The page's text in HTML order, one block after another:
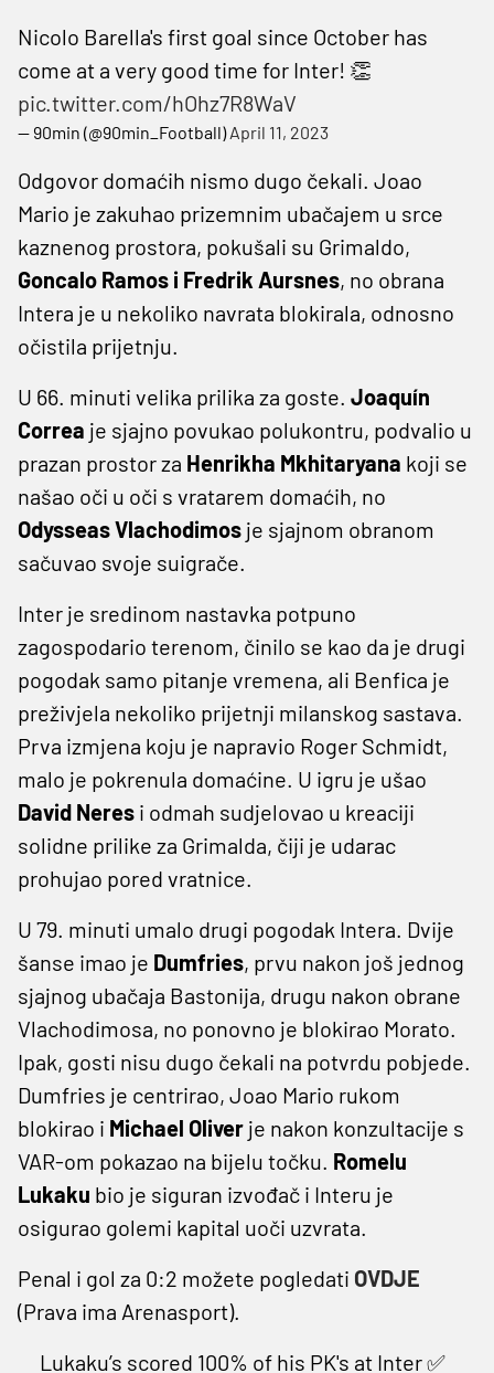
Nicolo Barella's first goal since October has
come at a very good time for Inter! 👏
pic.twitter.com/hOhz7R8WaV
— 90min (@90min_Football)April 11, 2023
Odgovor domaćih nismo dugo čekali. Joao
Mario je zakuhao prizemnim ubačajem u srce
kaznenog prostora, pokušali su Grimaldo,
Goncalo Ramos i Fredrik Aursnes, no obrana
Intera je u nekoliko navrata blokirala, odnosno
očistila prijetnju.
U 66. minuti velika prilika za goste. Joaquín
Correa je sjajno povukao polukontru, podvalio u
prazan prostor za Henrikha Mkhitaryana koji se
našao oči u oči s vratarem domaćih, no
OdysseasVlachodimos je sjajnom obranom
sačuvao svoje suigrače.
Inter je sredinom nastavka potpuno
zagospodario terenom, činilo se kao da je drugi
pogodak samo pitanje vremena, ali Benfica je
preživjela nekoliko prijetnji milanskog sastava.
Prva izmjena koju je napravio Roger Schmidt,
malo je pokrenula domaćine. U igru je ušao
David Neres i odmah sudjelovao u kreaciji
solidne prilike za Grimalda, čiji je udarac
prohujao pored vratnice.
U 79. minuti umalo drugi pogodak Intera. Dvije
šanse imao je Dumfries, prvu nakon još jednog
sjajnog ubačaja Bastonija, drugu nakon obrane
Vlachodimosa, no ponovno je blokirao Morato.
Ipak, gosti nisu dugo čekali na potvrdu pobjede.
Dumfries je centrirao, Joao Mario rukom
blokirao i Michael Oliver je nakon konzultacije s
VAR-om pokazao na bijelu točku. Romelu
Lukaku bio je siguran izvođač i Interu je
osigurao golemi kapital uoči uzvrata.
Penal i gol za 0:2 možete pogledati OVDJE
(Prava ima Arenasport).
Lukaku’s scored 100% of his PK's at Inter ✅